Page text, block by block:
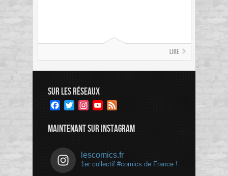
Lire
SUR LES RÉSEAUX
Facebook
TwitterInstagramYouTube
MAINTENANT SUR INSTAGRAM
lescomics.fr
1er collectif #comics de France !